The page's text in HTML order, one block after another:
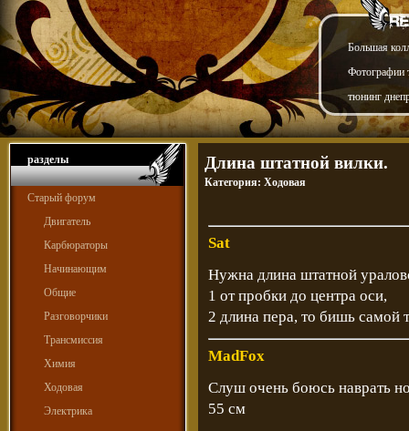
Большая
Фотографии
тюнинг
разделы
Старый форум
Двигатель
Карбюраторы
Начинающим
Общие
Разговорчики
Трансмиссия
Химия
Ходовая
Электрика
Длина штатной вилки.
Категория: Ходовая
Sat
Нужна длина штатной
1 от пробки до центра оси,
2 длина пера, то бишь самой
MadFox
Слуш очень боюсь наврать
55 см